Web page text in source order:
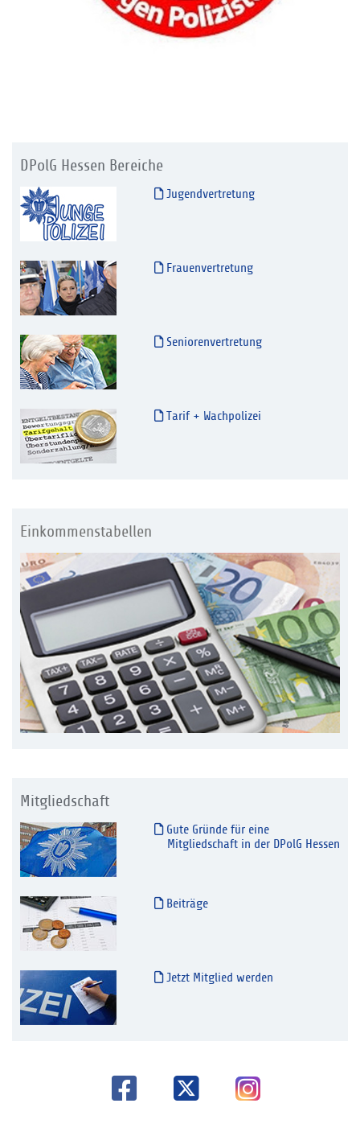
DPolG Hessen Bereiche
Jugendvertretung
Frauenvertretung
Seniorenvertretung
Tarif + Wachpolizei
Einkommenstabellen
Mitgliedschaft
Gute Gründe für eine
Mitgliedschaft in der DPolG Hessen
Beiträge
Jetzt Mitglied werden